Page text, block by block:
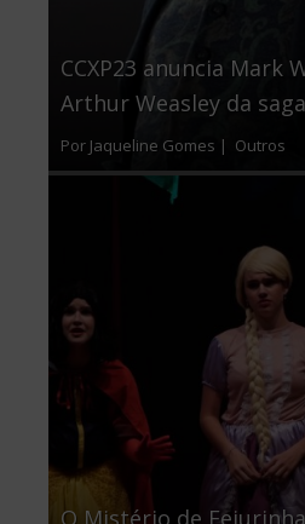
CCXP23 anuncia Mark
Arthur Weasley da
Por Jaqueline Gomes | Outros